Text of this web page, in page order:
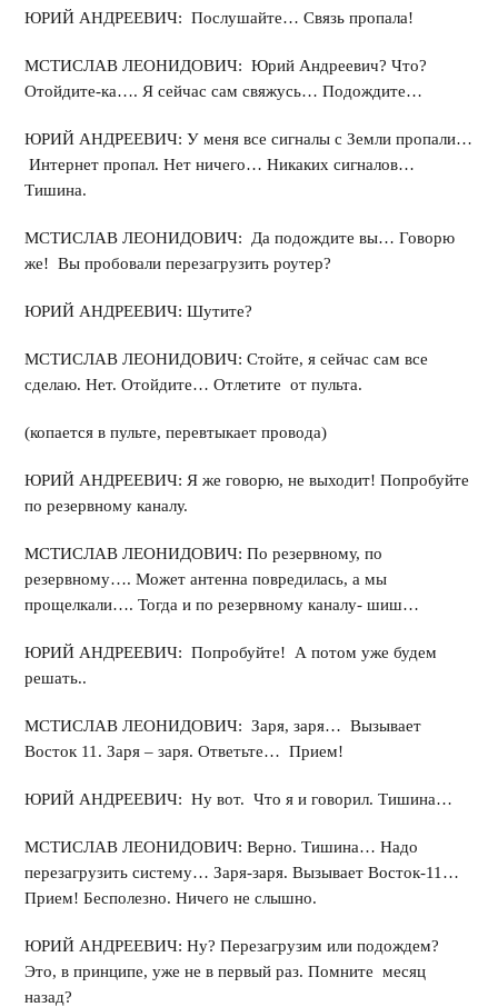
ЮРИЙ АНДРЕЕВИЧ: Послушайте… Связь пропала!
МСТИСЛАВ ЛЕОНИДОВИЧ: Юрий Андреевич? Что?
Отойдите-ка…. Я сейчас сам свяжусь… Подождите…
ЮРИЙ АНДРЕЕВИЧ: У меня все сигналы с Земли пропали…
Интернет пропал. Нет ничего… Никаких сигналов…
Тишина.
МСТИСЛАВ ЛЕОНИДОВИЧ: Да подождите вы… Говорю
же! Вы пробовали перезагрузить роутер?
ЮРИЙ АНДРЕЕВИЧ: Шутите?
МСТИСЛАВ ЛЕОНИДОВИЧ: Стойте, я сейчас сам все
сделаю. Нет. Отойдите… Отлетите от пульта.
(копается в пульте, перевтыкает провода)
ЮРИЙ АНДРЕЕВИЧ: Я же говорю, не выходит! Попробуйте
по резервному каналу.
МСТИСЛАВ ЛЕОНИДОВИЧ: По резервному, по
резервному…. Может антенна повредилась, а мы
прощелкали…. Тогда и по резервному каналу- шиш…
ЮРИЙ АНДРЕЕВИЧ: Попробуйте! А потом уже будем
решать..
МСТИСЛАВ ЛЕОНИДОВИЧ: Заря, заря… Вызывает
Восток 11. Заря – заря. Ответьте… Прием!
ЮРИЙ АНДРЕЕВИЧ: Ну вот. Что я и говорил. Тишина…
МСТИСЛАВ ЛЕОНИДОВИЧ: Верно. Тишина… Надо
перезагрузить систему… Заря-заря. Вызывает Восток-11…
Прием! Бесполезно. Ничего не слышно.
ЮРИЙ АНДРЕЕВИЧ: Ну? Перезагрузим или подождем?
Это, в принципе, уже не в первый раз. Помните месяц
назад?